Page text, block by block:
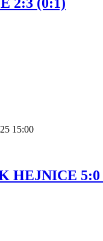
2:3 (0:1)
15:00
HEJNICE 5:0